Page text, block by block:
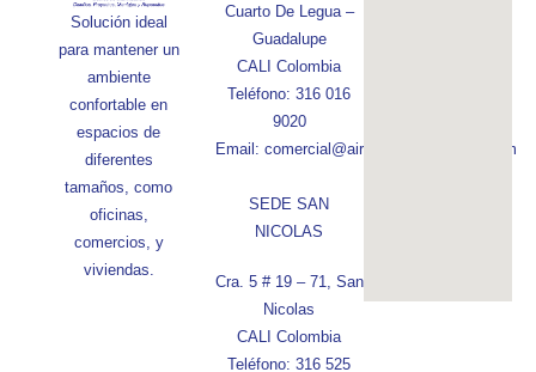
Solución ideal
para mantener un
ambiente
confortable en
espacios de
diferentes
tamaños, como
oficinas,
comercios, y
viviendas.
Cuarto De Legua –
Guadalupe
CALI Colombia
Teléfono: 316 016
9020
Email: comercial@aireconfortcolombia.com
SEDE SAN
NICOLAS
Cra. 5 # 19 – 71, San
Nicolas
CALI Colombia
Teléfono: 316 525